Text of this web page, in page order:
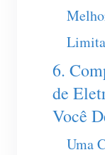
6.
de
Você
Uma